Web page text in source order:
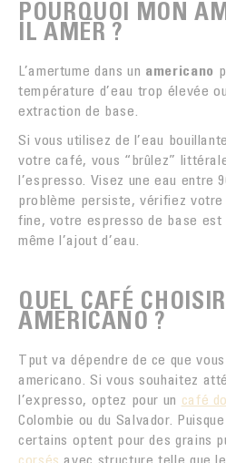
POURQUOI MON
IL AMER ?
L’amertume dans un americano
température d’eau trop élevée
extraction de base.
Si vous utilisez de l’eau
votre café, vous “brûlez”
l’espresso. Visez une eau entre
problème persiste, vérifiez
fine, votre espresso de base
même l’ajout d’eau.
QUEL CAFÉ
AMERICANO ?
Tput va dépendre de ce que
americano. Si vous souhaitez
l’expresso, optez pour un café
Colombie ou du Salvador.
certains optent pour des grains
corsés avec structure telle que